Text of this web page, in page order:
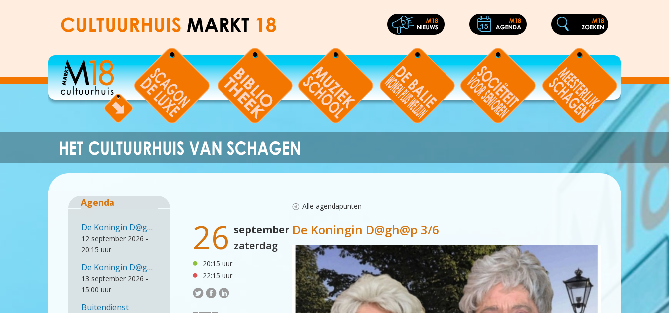
Alle agendapunten
26 september
zaterdag
20:15 uur
22:15 uur
De Koningin D@gh@p 3/6
Agenda
De Koningin D@gh@p 1/6
12 september 2026 -
20:15 uur
De Koningin D@gh@p 2/6 - uitverkocht
13 september 2026 -
15:00 uur
Buitendienst